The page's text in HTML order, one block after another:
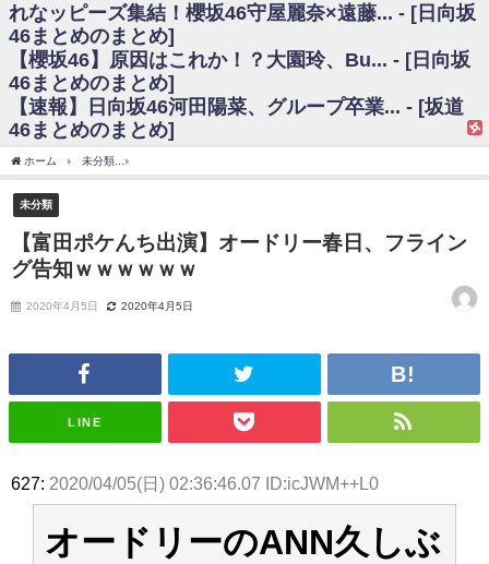
乃木坂46アンテナ / 【櫻坂46】ミーグリで喧嘩！？山下瞳月、これはマジ
ギレしてる
乃木坂あんてな ～乃木坂46・欅坂46・日向坂46のニュース・情報・話題
をピックアップ / れなッピーズ集結！櫻坂46守屋麗奈×遠藤理子、8/6「ラヴィ
ット！」水曜スタジオ出演決定
日向坂46まとめのまとめ / 【日向坂46】富田鈴花、次の事務所が決まって
そう！？
日向坂46まとめのまとめ / 【日向坂46】富田鈴花、次の事務所が決まって
そう！？
ハ！』ミーグリ日程がこちら
乃木坂あんてな ～乃木坂46・欅坂46・日向坂46のニュース・情報・話題
をピックアップ / 日向坂46卒業後初共演！佐々木久美さん、師匠オードリー若
林さんと再会した結果･･･【激レアさんを連れてきた。】
欅坂46/日向坂46まとめのまとめ / 『anan』の表紙の櫻坂46さん、多様性
の時代だと話題に
wwwwwwwwwwww
日向坂46まとめのまとめ / 筒井あやめ、アレをチラリ。こういう偶然の方
日向坂46まとめのまとめ / 【日向坂46】富田鈴花1st写真集の先行カット、
花考案グッズ＆生写真5種が公開される
アイドル – ぷぅアンテナ / 「乃木坂46ののぎおび⊿」北野日奈子が生配
れなッピーズ集結！櫻坂46守屋麗奈×遠藤... - [日向坂
46まとめのまとめ]
【櫻坂46】原因はこれか！？大園玲、Bu... - [日向坂
46まとめのまとめ]
【速報】日向坂46河田陽菜、グループ卒業... - [坂道
46まとめのまとめ]
ホーム 未分類
未分類
【富田ポケんち出演】オードリー春日、フライン
グ告知ｗｗｗｗｗｗ
2020年4月5日 2020年4月5日
LINE
627: 2020/04/05(日) 02:36:46.07 ID:icJWM++L0
オードリーのANN久しぶ